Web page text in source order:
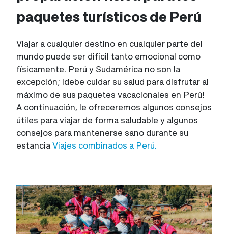
paquetes turísticos de Perú
Viajar a cualquier destino en cualquier parte del
mundo puede ser difícil tanto emocional como
físicamente. Perú y Sudamérica no son la
excepción; ¡debe cuidar su salud para disfrutar al
máximo de sus paquetes vacacionales en Perú!
A continuación, le ofreceremos algunos consejos
útiles para viajar de forma saludable y algunos
consejos para mantenerse sano durante su
estanciaViajes combinados a Perú.